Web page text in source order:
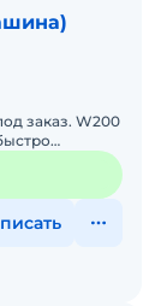
заказ. W200